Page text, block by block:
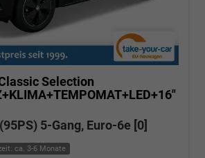
Selection
5-Gang, Euro-6e [0]
ca. 3-6 Monate